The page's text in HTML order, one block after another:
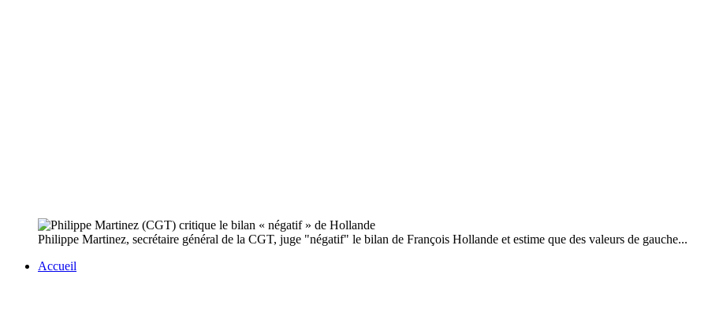
Philippe Martinez, secrétaire général de la CGT, juge "négatif" le bilan de François Hollande et estime que des valeurs de gauche...
Accueil